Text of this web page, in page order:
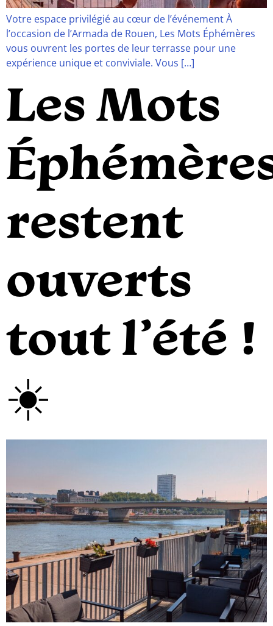
Votre espace privilégié au cœur de l’événement À
l’occasion de l’Armada de Rouen, Les Mots Éphémères
vous ouvrent les portes de leur terrasse pour une
expérience unique et conviviale. Vous […]
Les Mots
restent
ouverts
tout l’été !
☀️